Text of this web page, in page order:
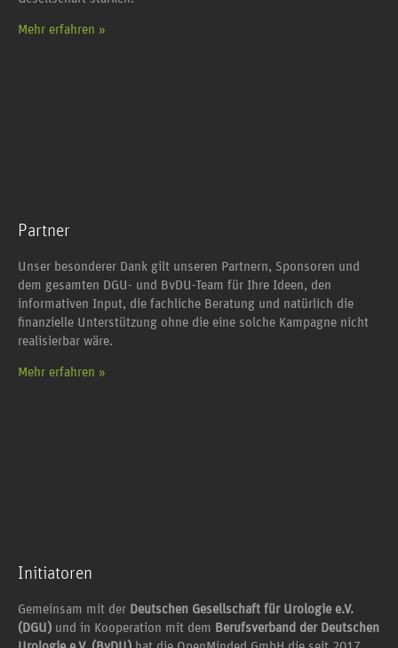
Mehr erfahren »
Partner
Unser besonderer Dank gilt unseren Partnern, Sponsoren und
dem gesamten DGU- und BvDU-Team für Ihre Ideen, den
informativen Input, die fachliche Beratung und natürlich die
finanzielle Unterstützung ohne die eine solche Kampagne nicht
realisierbar wäre.
Mehr erfahren »
Initiatoren
Gemeinsam mit der Deutschen Gesellschaft für Urologie e.V.
(DGU) und in Kooperation mit dem Berufsverband der Deutschen